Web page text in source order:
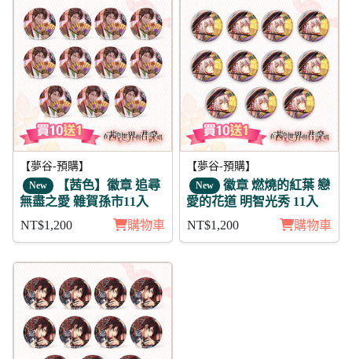
【夢谷-預購】
New 【茜色】徽章 追尋
無盡之愛 雜賀孫市11入
NT$1,200
購物車
【夢谷-預購】
New 徽章 燃燒的紅葉 戀
愛的花道 明智光秀 11入
NT$1,200
購物車